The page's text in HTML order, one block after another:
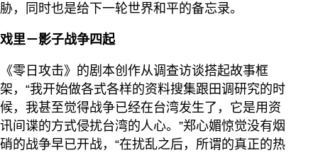
胁，同时也是给下一轮世界和平的备忘录。
戏里－影子战争四起
《零日攻击》的剧本创作从调查访谈搭起故事框
架，“我开始做各式各样的资料搜集跟田调研究的时
候，我甚至觉得战争已经在台湾发生了，它是用资
讯间谍的方式侵扰台湾的人心。”郑心媚惊觉没有烟
硝的战争早已开战，“在扰乱之后，所谓的真正的热